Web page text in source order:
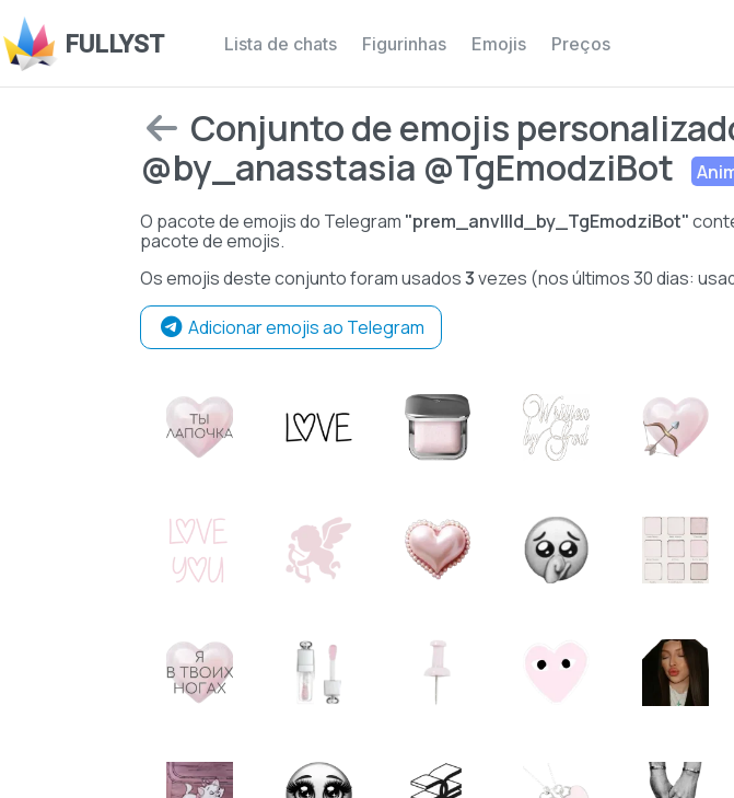
FULLYST Lista de chats Figurinhas Emojis Preços
Conjunto de emojis
@by_anasstasia @TgEmodziBot
O pacote de emojis do Telegram "prem_anvllld_by_TgEmodziBot"
pacote de emojis.
Os emojis deste conjunto foram usados3vezes (nos últimos 30 dias:
Adicionar emojis ao Telegram